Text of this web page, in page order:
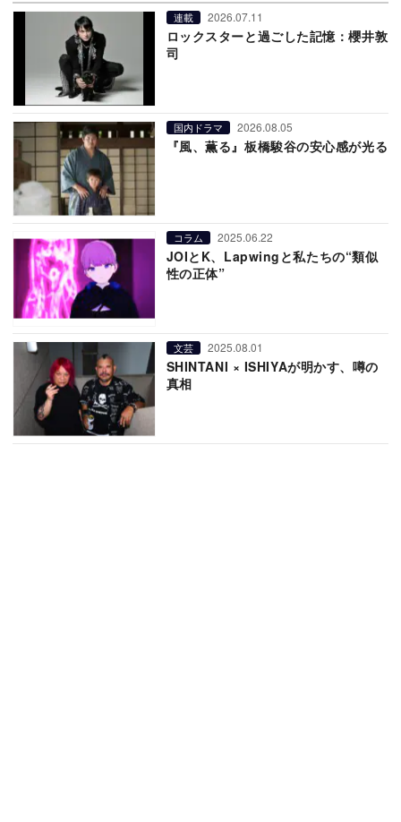
連載 2026.07.11
ロックスターと過ごした記憶：櫻井敦
司
国内ドラマ 2026.08.05
『風、薫る』板橋駿谷の安心感が光る
コラム 2025.06.22
JOIとK、Lapwingと私たちの“類似
性の正体”
文芸 2025.08.01
SHINTANI × ISHIYAが明かす、噂の
真相